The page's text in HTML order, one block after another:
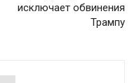
исключает обвинения
Трампу